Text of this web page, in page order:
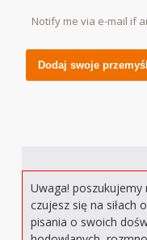
Notify me via e-mail if
Uwaga! poszukujemy
czujesz się na siłach
pisania o swoich